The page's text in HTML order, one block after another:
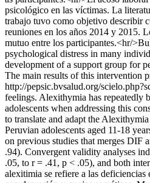
psicológico en las víctimas. La
trabajo tuvo como objetivo describir
reuniones en los años 2014 y 2015.
mutuo entre los participantes.<hr/
psychological distress in many
development of a support group for
The main results of this intervention
http://pepsic.bvsalud.org/
feelings. Alexithymia has repeatedly
adolescents when addressing this
to translate and adapt the
Peruvian adolescents aged 11-18
on previous studies that merges
.94). Convergent validity analyses
.05, to r = .41, p < .05), and both
alexitimia se refiere a las